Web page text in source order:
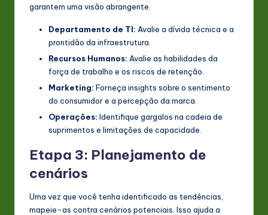
garantem uma visão abrangente.
Departamento de TI: Avalie a dívida técnica e a
prontidão da infraestrutura.
Recursos Humanos: Avalie as habilidades da
força de trabalho e os riscos de retenção.
Marketing: Forneça insights sobre o sentimento
do consumidor e a percepção da marca.
Operações: Identifique gargalos na cadeia de
suprimentos e limitações de capacidade.
Etapa 3: Planejamento de
cenários
Uma vez que você tenha identificado as tendências,
mapeie-as contra cenários potenciais. Isso ajuda a